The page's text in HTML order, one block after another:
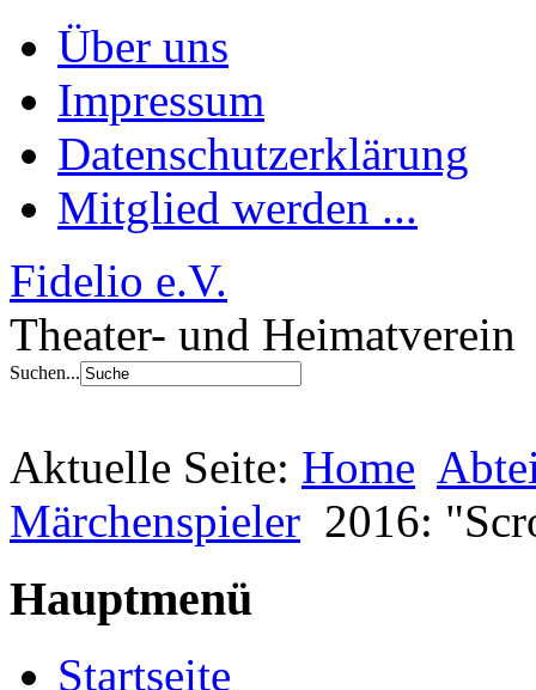
Über uns
Impressum
Datenschutzerklärung
Mitglied werden ...
Fidelio e.V.
Theater- und Heimatverein
Suchen...
Aktuelle Seite: Home
Märchenspieler 2016:
Hauptmenü
Startseite